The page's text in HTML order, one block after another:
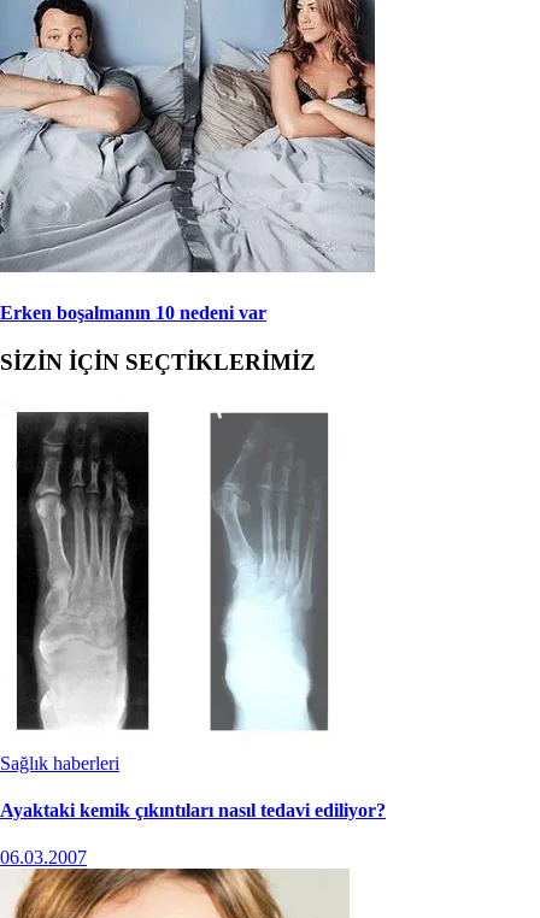
Erken boşalmanın 10 nedeni var
SİZİN İÇİN SEÇTİKLERİMİZ
Sağlık haberleri
Ayaktaki kemik çıkıntıları nasıl tedavi ediliyor?
06.03.2007